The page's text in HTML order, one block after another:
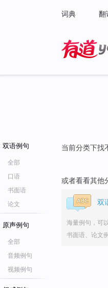
词典 翻
双语例句
全部
口语
书面语
论文
原声例句
全部
音频例句
视频例句
当前分类下找
或者看看其他
双
海量例句，可
书面语、论文例